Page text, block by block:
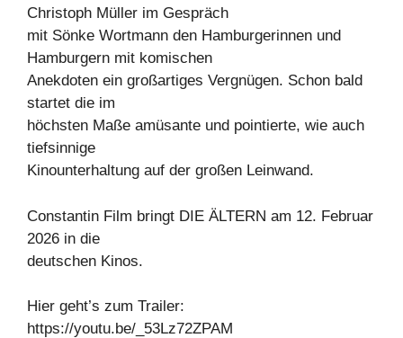
Christoph Müller im Gespräch
mit Sönke Wortmann den Hamburgerinnen und
Hamburgern mit komischen
Anekdoten ein großartiges Vergnügen. Schon bald
startet die im
höchsten Maße amüsante und pointierte, wie auch
tiefsinnige
Kinounterhaltung auf der großen Leinwand.
Constantin Film bringt DIE ÄLTERN am 12. Februar
2026 in die
deutschen Kinos.
Hier geht’s zum Trailer:
https://youtu.be/_53Lz72ZPAM